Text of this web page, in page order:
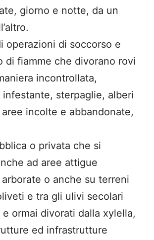
giorno e notte, da un
operazioni di soccorso e
di fiamme che divorano rovi
incontrollata,
sterpaglie, alberi
incolte e abbandonate,
o privata che si
ad aree attigue
o anche su terreni
e tra gli ulivi secolari
ormai divorati dalla xylella,
ed infrastrutture